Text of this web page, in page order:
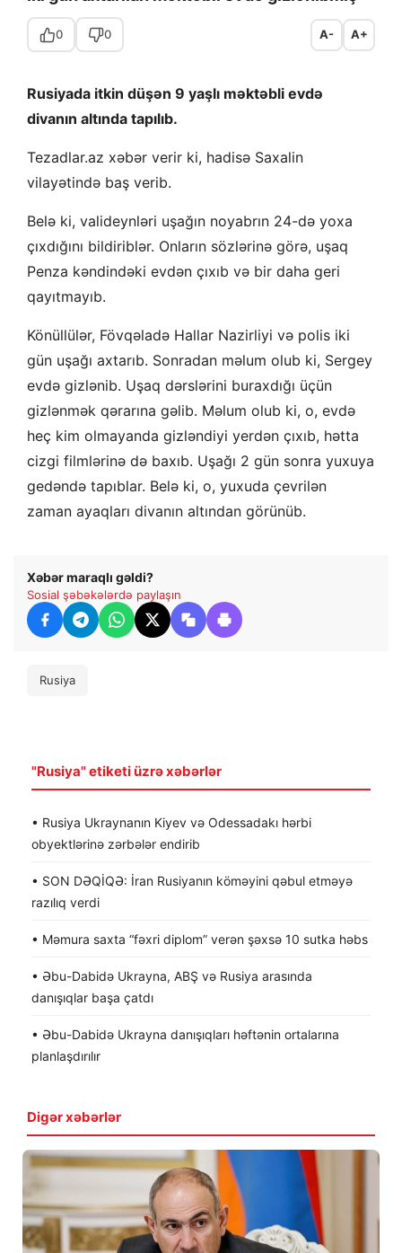
0 0 A- A+
Rusiyada itkin düşən 9 yaşlı məktəbli evdə
divanın altında tapılıb.
Tezadlar.az xəbər verir ki, hadisə Saxalin
vilayətində baş verib.
Belə ki, valideynləri uşağın noyabrın 24-də yoxa
çıxdığını bildiriblər. Onların sözlərinə görə, uşaq
Penza kəndindəki evdən çıxıb və bir daha geri
qayıtmayıb.
Könüllülər, Fövqəladə Hallar Nazirliyi və polis iki
gün uşağı axtarıb. Sonradan məlum olub ki, Sergey
evdə gizlənib. Uşaq dərslərini buraxdığı üçün
gizlənmək qərarına gəlib. Məlum olub ki, o, evdə
heç kim olmayanda gizləndiyi yerdən çıxıb, hətta
cizgi filmlərinə də baxıb. Uşağı 2 gün sonra yuxuya
gedəndə tapıblar. Belə ki, o, yuxuda çevrilən
zaman ayaqları divanın altından görünüb.
Xəbər maraqlı gəldi?
Sosial şəbəkələrdə paylaşın
Rusiya
"Rusiya" etiketi üzrə xəbərlər
• Rusiya Ukraynanın Kiyev və Odessadakı hərbi
obyektlərinə zərbələr endirib
• SON DƏQİQƏ: İran Rusiyanın köməyini qəbul etməyə
razılıq verdi
• Məmura saxta “fəxri diplom” verən şəxsə 10 sutka həbs
• Əbu-Dabidə Ukrayna, ABŞ və Rusiya arasında
danışıqlar başa çatdı
• Əbu-Dabidə Ukrayna danışıqları həftənin ortalarına
planlaşdırılır
Digər xəbərlər